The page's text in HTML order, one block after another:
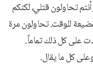
منذ 23 عاماً وأنتم تحاولون قتلي، لكنكم
للوقت. تحاولون مرة
على كل ذلك تماماً.
كل ما يقال.